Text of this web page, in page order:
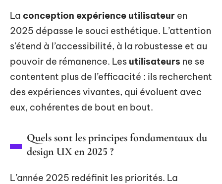
La conception expérience utilisateur en
2025 dépasse le souci esthétique. L’attention
s’étend à l’accessibilité, à la robustesse et au
pouvoir de rémanence. Les utilisateurs ne se
contentent plus de l’efficacité : ils recherchent
des expériences vivantes, qui évoluent avec
eux, cohérentes de bout en bout.
Quels sont les principes fondamentaux du
design UX en 2025 ?
L’année 2025 redéfinit les priorités. La